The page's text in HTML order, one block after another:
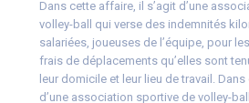
Dans cette affaire, il s’agit d’une
volley-ball qui verse des indemnités
salariées, joueuses de l’équipe, pour
frais de déplacements qu’elles sont
leur domicile et leur lieu de travail.
d’une association sportive de volley-